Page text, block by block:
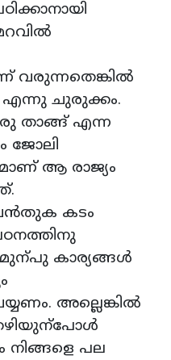
വരുന്നതെങ്കിൽ
എന്നു ചുരുക്കം.
താങ്ങ് എന്ന
ജോലി
ആ രാജ്യം
കടം
കാര്യങ്ങൾ
അല്ലെങ്കിൽ
നിങ്ങളെ പല